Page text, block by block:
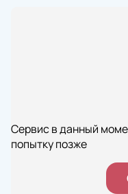
Сервис в данный
попытку позже